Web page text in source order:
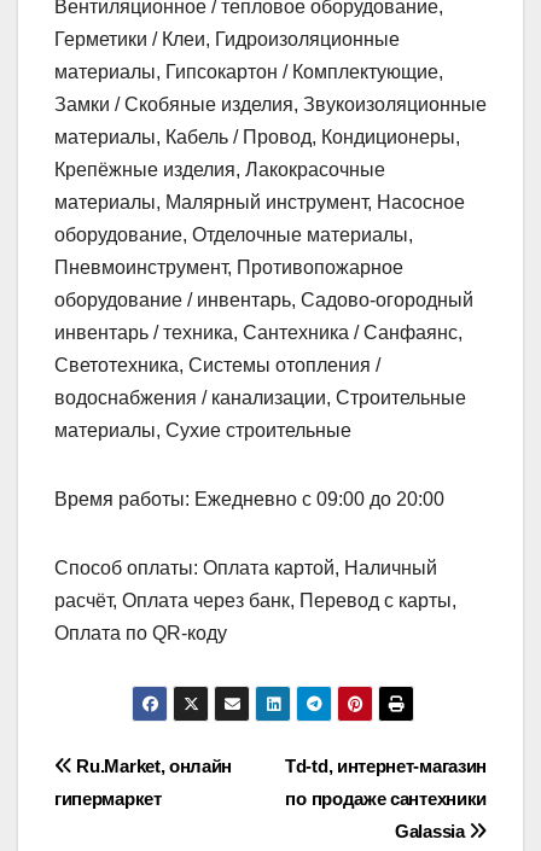
Вентиляционное / тепловое оборудование,
Герметики / Клеи, Гидроизоляционные
материалы, Гипсокартон / Комплектующие,
Замки / Скобяные изделия, Звукоизоляционные
материалы, Кабель / Провод, Кондиционеры,
Крепёжные изделия, Лакокрасочные
материалы, Малярный инструмент, Насосное
оборудование, Отделочные материалы,
Пневмоинструмент, Противопожарное
оборудование / инвентарь, Садово-огородный
инвентарь / техника, Сантехника / Санфаянс,
Светотехника, Системы отопления /
водоснабжения / канализации, Строительные
материалы, Сухие строительные
Время работы: Ежедневно с 09:00 до 20:00
Способ оплаты: Оплата картой, Наличный
расчёт, Оплата через банк, Перевод с карты,
Оплата по QR-коду
Навигация
по
Td-td, интернет-магазин
по продаже сантехники
Galassia
Ru.Market, онлайн
гипермаркет